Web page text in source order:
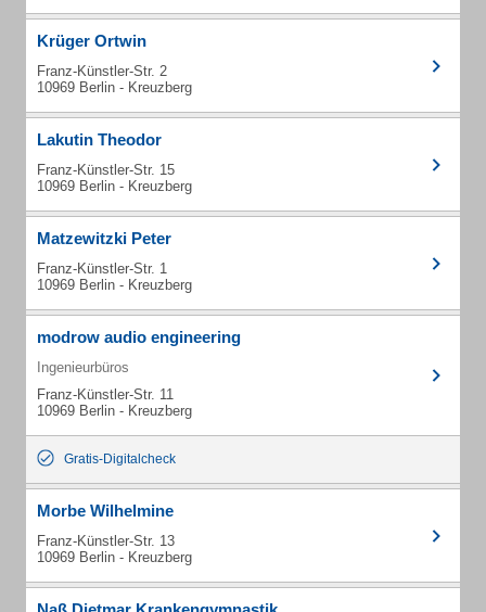
Krüger Ortwin
Franz-Künstler-Str. 2
10969 Berlin - Kreuzberg
Lakutin Theodor
Franz-Künstler-Str. 15
10969 Berlin - Kreuzberg
Matzewitzki Peter
Franz-Künstler-Str. 1
10969 Berlin - Kreuzberg
modrow audio engineering
Ingenieurbüros
Franz-Künstler-Str. 11
10969 Berlin - Kreuzberg
Gratis-Digitalcheck
Morbe Wilhelmine
Franz-Künstler-Str. 13
10969 Berlin - Kreuzberg